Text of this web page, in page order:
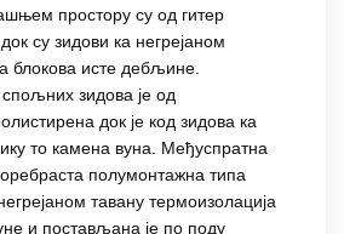
простору су од гитер
су зидови ка негрејаном
блокова исте дебљине.
зидова је од
док је код зидова ка
то камена вуна. Међуспратна
полумонтажна типа
тавану термоизолација
и постављана је по поду